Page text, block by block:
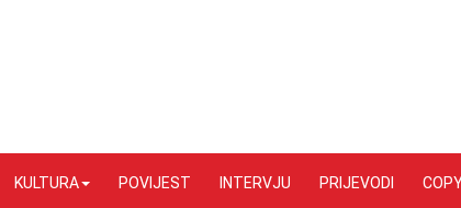
KULTURA POVIJEST INTERVJU PRIJEVODI